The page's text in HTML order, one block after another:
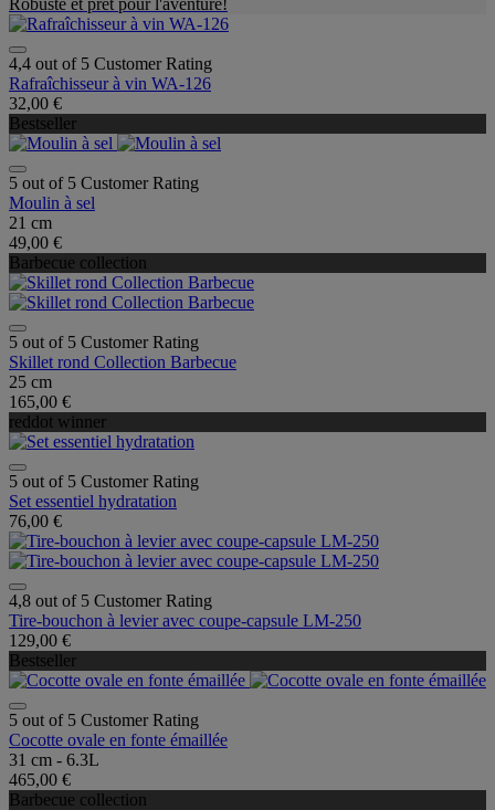
4,4 out of 5 Customer Rating
Rafraîchisseur à vin WA-126
32,00 €
Bestseller
5 out of 5 Customer Rating
Moulin à sel
21 cm
49,00 €
Barbecue collection
5 out of 5 Customer Rating
Skillet rond Collection Barbecue
25 cm
165,00 €
reddot winner
5 out of 5 Customer Rating
Set essentiel hydratation
76,00 €
4,8 out of 5 Customer Rating
Tire-bouchon à levier avec coupe-capsule LM-250
129,00 €
Bestseller
5 out of 5 Customer Rating
Cocotte ovale en fonte émaillée
31 cm - 6.3L
465,00 €
Barbecue collection